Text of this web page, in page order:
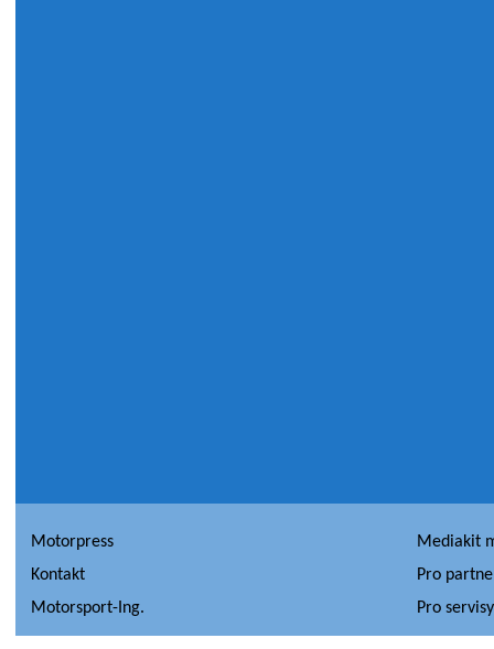
Motorpress
Mediakit
Kontakt
Pro
Motorsport-Ing.
Pro servisy